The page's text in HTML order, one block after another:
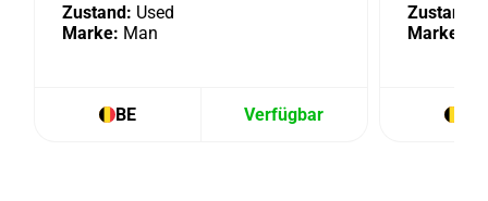
Zustand: Used
Marke: Man
BE Verfügbar
Zustand:
Marke: